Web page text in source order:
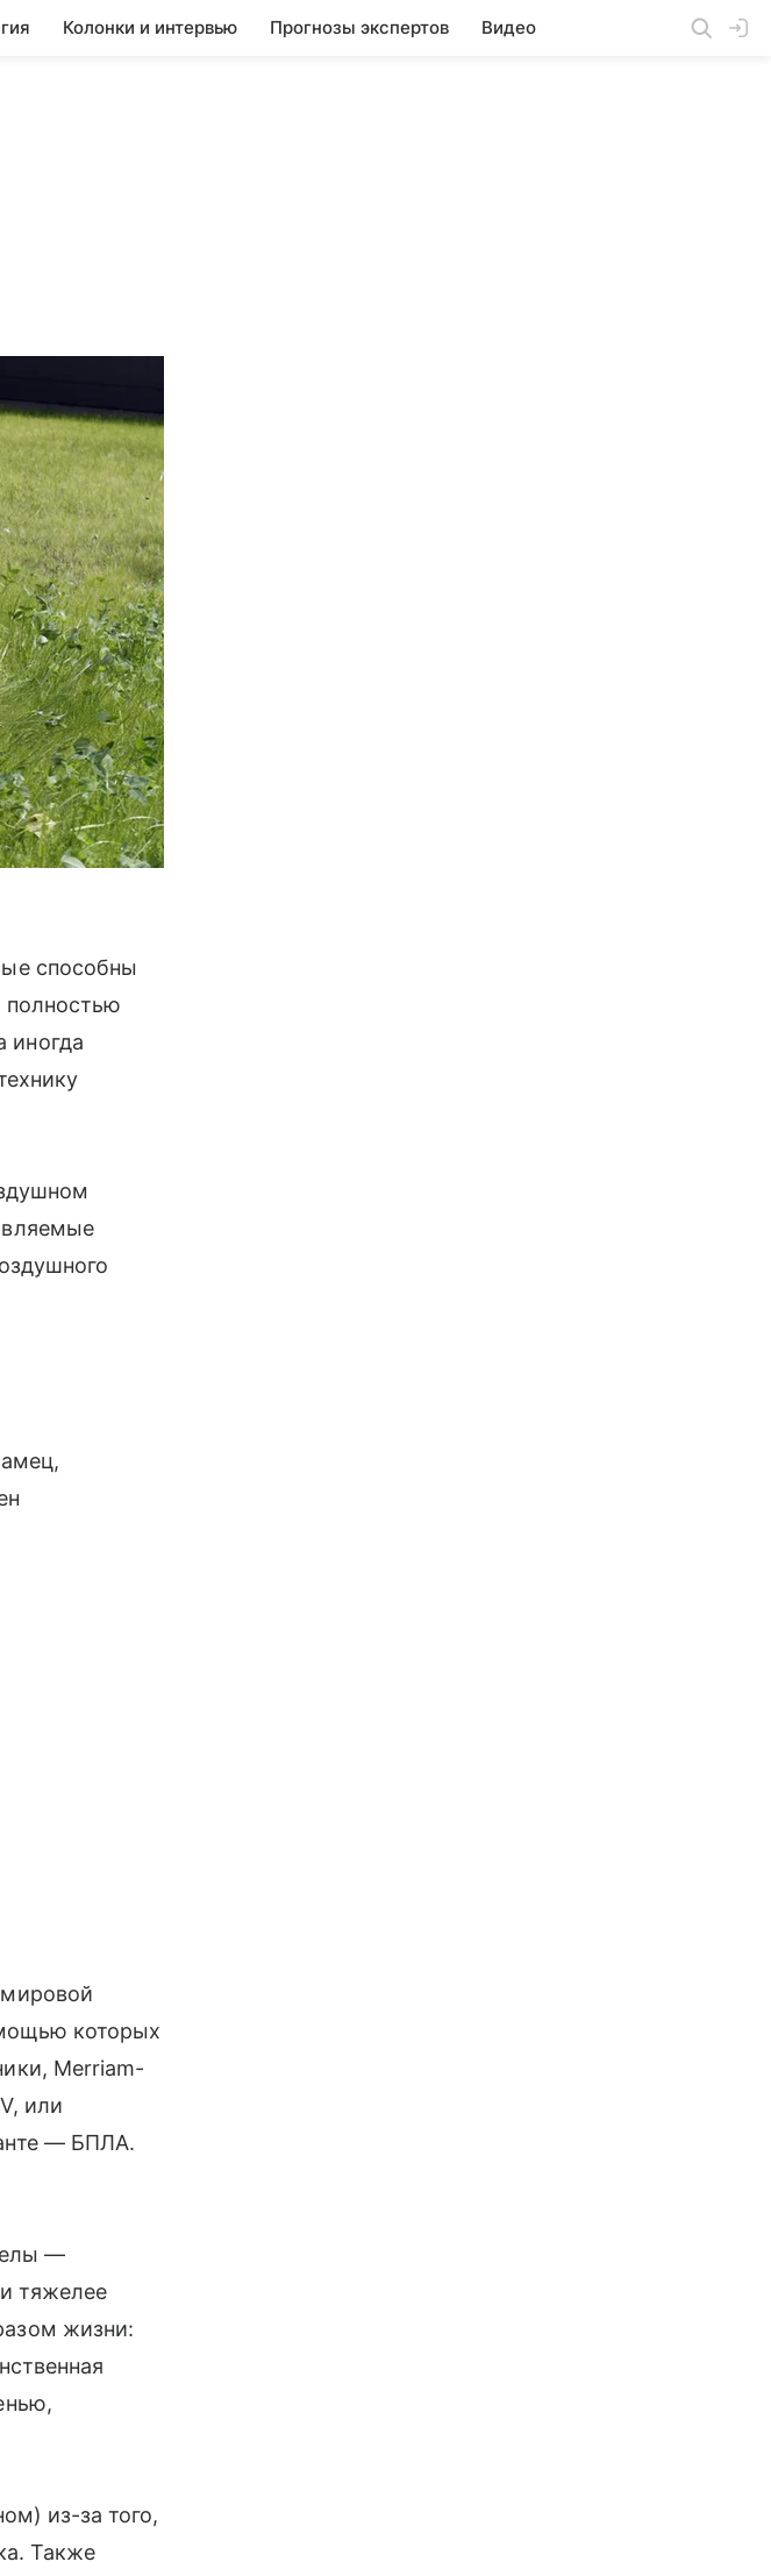
Колонки и интервью Прогнозы экспертов Видео
способны
полностью
иногда
которых
Merriam-
или
— БПЛА.
—
тяжелее
жизни:
из-за того,
Также